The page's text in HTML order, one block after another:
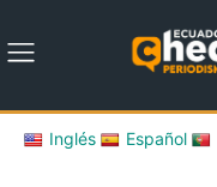
Inglés Español